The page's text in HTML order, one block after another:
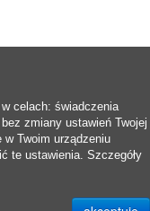
celach: świadczenia
zmiany ustawień Twojej
Twoim urządzeniu
te ustawienia. Szczegóły